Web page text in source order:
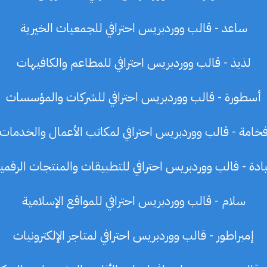
ساعد - قالب ووردبريس احترافي للجمعيات الخيرية
لذيذ - قالب ووردبريس احترافي للمطاعم والكافيهات
أسطورة - قالب ووردبريس احترافي للشركات والمؤسسات
- قالب ووردبريس احترافي لمكاتب الأعمال
- قالب ووردبريس احترافي للتطبيقات والمنتجات
سلام - قالب ووردبريس احترافي للمواقع الإسلامية
إمبراطور - قالب ووردبريس احترافي لمتاجر الإلكترونيات